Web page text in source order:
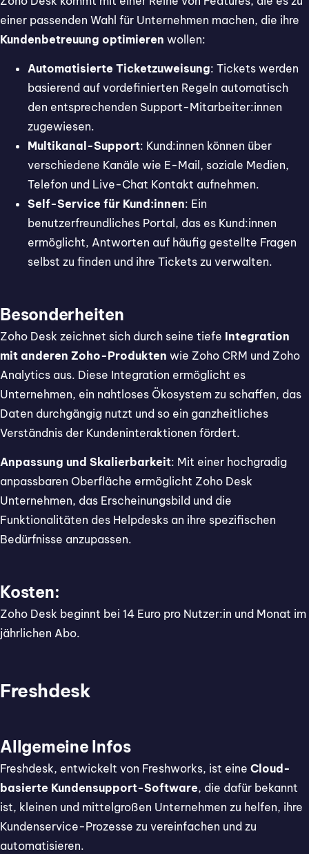
einer passenden Wahl für Unternehmen machen, die ihre
Kundenbetreuung optimieren wollen:
Automatisierte Ticketzuweisung: Tickets werden
basierend auf vordefinierten Regeln automatisch
den entsprechenden Support-Mitarbeiter:innen
zugewiesen.
Multikanal-Support: Kund:innen können über
verschiedene Kanäle wie E-Mail, soziale Medien,
Telefon und Live-Chat Kontakt aufnehmen.
Self-Service für Kund:innen: Ein
benutzerfreundliches Portal, das es Kund:innen
ermöglicht, Antworten auf häufig gestellte Fragen
selbst zu finden und ihre Tickets zu verwalten.
Besonderheiten
Zoho Desk zeichnet sich durch seine tiefe Integration
mit anderen Zoho-Produkten wie Zoho CRM und Zoho
Analytics aus. Diese Integration ermöglicht es
Unternehmen, ein nahtloses Ökosystem zu schaffen, das
Daten durchgängig nutzt und so ein ganzheitliches
Verständnis der Kundeninteraktionen fördert.
Anpassung und Skalierbarkeit: Mit einer hochgradig
anpassbaren Oberfläche ermöglicht Zoho Desk
Unternehmen, das Erscheinungsbild und die
Funktionalitäten des Helpdesks an ihre spezifischen
Bedürfnisse anzupassen.
Kosten:
Zoho Desk beginnt bei 14 Euro pro Nutzer:in und Monat im
jährlichen Abo.
Freshdesk
Allgemeine Infos
Freshdesk, entwickelt von Freshworks, ist eine Cloud-
basierte Kundensupport-Software, die dafür bekannt
ist, kleinen und mittelgroßen Unternehmen zu helfen, ihre
Kundenservice-Prozesse zu vereinfachen und zu
automatisieren.